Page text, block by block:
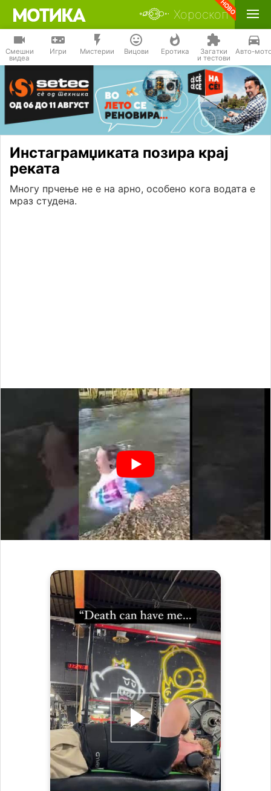
Хороскоп
Смешни
видеа
Игри Мистерии Вицови Еротика Загатки
и тестови
Авто-
Инстaгрaмџикатa позира крај
реката
Многу прчење не е на арно, особено кога водата е
мраз студена.